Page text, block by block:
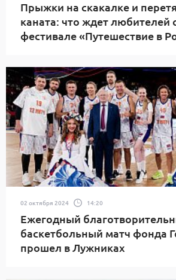
Прыжки на скакалке и
каната: что ждет любителей
фестивале «Путешествие в
02 октября 2024 14:20
Ежегодный
баскетбольный матч фонда
прошел в Лужниках